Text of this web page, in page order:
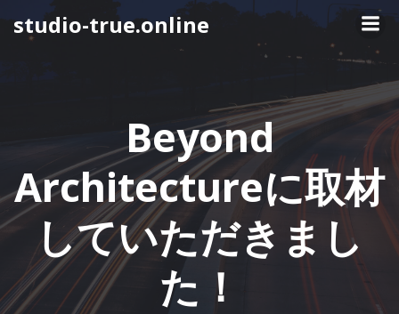
コ
ン
へ
ス
キ
ッ
プ
studio-true.online
Beyond
Architectureに取材
していただきまし
た！